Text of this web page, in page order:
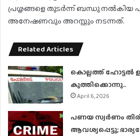
പ്രശ്നങ്ങളെ തുടർന്ന് ബന്ധു നൽകിയ
അനേഷണവും അറസ്റ്റും നടന്നത്.
Related Articles
കൊല്ലത്ത് ഹോട്ടല്‍
കുത്തിക്കൊന്നു..
April 6, 2026
പണയ സ്വര്‍ണം
ആവശ്യപ്പെട്ടു;